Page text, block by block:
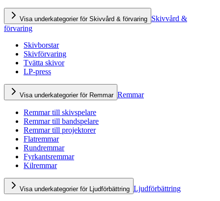
Visa underkategorier för Skivvård & förvaring Skivvård &
förvaring
Skivborstar
Skivförvaring
Tvätta skivor
LP-press
Visa underkategorier för Remmar Remmar
Remmar till skivspelare
Remmar till bandspelare
Remmar till projektorer
Flatremmar
Rundremmar
Fyrkantsremmar
Kilremmar
Visa underkategorier för Ljudförbättring Ljudförbättring